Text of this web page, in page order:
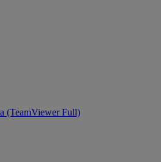
(TeamViewer Full)